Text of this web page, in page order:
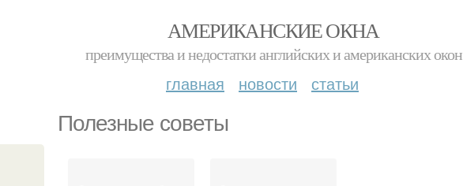
АМЕРИКАНСКИЕ ОКНА
преимущества и недостатки английских и американских окон
главная новости статьи
Полезные советы